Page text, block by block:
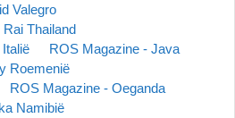
Valegro
Thailand
ROS Magazine - Java
Roemenië
ROS Magazine - Oeganda
Namibië